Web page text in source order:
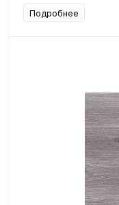
Подробнее